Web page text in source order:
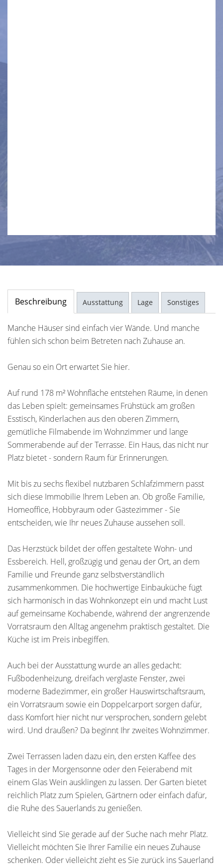
Beschreibung Ausstattung Lage Sonstiges
Manche Häuser sind einfach vier Wände. Und manche
fühlen sich schon beim Betreten nach Zuhause an.
Genau so ein Ort erwartet Sie hier.
Auf rund 178 m² Wohnfläche entstehen Räume, in denen
das Leben spielt: gemeinsames Frühstück am großen
Esstisch, Kinderlachen aus den oberen Zimmern,
gemütliche Filmabende im Wohnzimmer und lange
Sommerabende auf der Terrasse. Ein Haus, das nicht nur
Platz bietet - sondern Raum für Erinnerungen.
Mit bis zu sechs flexibel nutzbaren Schlafzimmern passt
sich diese Immobilie Ihrem Leben an. Ob große Familie,
Homeoffice, Hobbyraum oder Gästezimmer - Sie
entscheiden, wie Ihr neues Zuhause aussehen soll.
Das Herzstück bildet der offen gestaltete Wohn- und
Essbereich. Hell, großzügig und genau der Ort, an dem
Familie und Freunde ganz selbstverständlich
zusammenkommen. Die hochwertige Einbauküche fügt
sich harmonisch in das Wohnkonzept ein und macht Lust
auf gemeinsame Kochabende, während der angrenzende
Vorratsraum den Alltag angenehm praktisch gestaltet. Die
Küche ist im Preis inbegiffen.
Auch bei der Ausstattung wurde an alles gedacht:
Fußbodenheizung, dreifach verglaste Fenster, zwei
moderne Badezimmer, ein großer Hauswirtschaftsraum,
ein Vorratsraum sowie ein Doppelcarport sorgen dafür,
dass Komfort hier nicht nur versprochen, sondern gelebt
wird. Und draußen? Da beginnt Ihr zweites Wohnzimmer.
Zwei Terrassen laden dazu ein, den ersten Kaffee des
Tages in der Morgensonne oder den Feierabend mit
einem Glas Wein ausklingen zu lassen. Der Garten bietet
reichlich Platz zum Spielen, Gärtnern oder einfach dafür,
die Ruhe des Sauerlands zu genießen.
Vielleicht sind Sie gerade auf der Suche nach mehr Platz.
Vielleicht möchten Sie Ihrer Familie ein neues Zuhause
schenken. Oder vielleicht zieht es Sie zurück ins Sauerland